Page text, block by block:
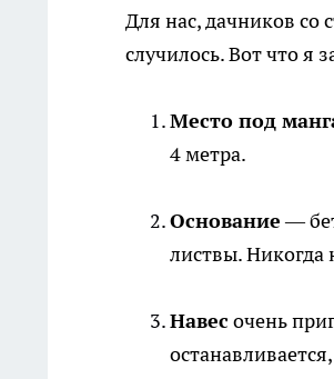
Для нас, дачников со
случилось. Вот что я
Место под
4 метра.
Основание—
листвы. Никогда
Навес очень